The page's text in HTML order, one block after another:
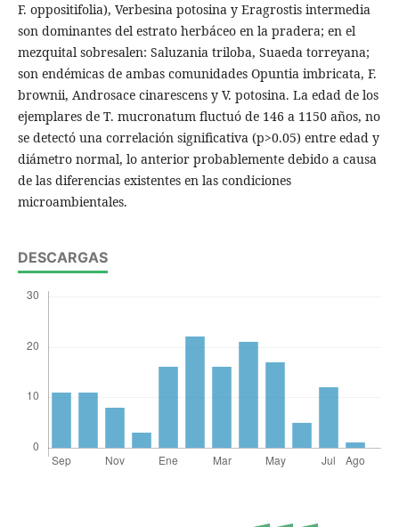
F. oppositifolia), Verbesina potosina y Eragrostis intermedia
son dominantes del estrato herbáceo en la pradera; en el
mezquital sobresalen: Saluzania triloba, Suaeda torreyana;
son endémicas de ambas comunidades Opuntia imbricata, F.
brownii, Androsace cinarescens y V. potosina. La edad de los
ejemplares de T. mucronatum fluctuó de 146 a 1150 años, no
se detectó una correlación significativa (p>0.05) entre edad y
diámetro normal, lo anterior probablemente debido a causa
de las diferencias existentes en las condiciones
microambientales.
DESCARGAS